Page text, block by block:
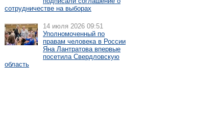
сотрудничестве на выборах
14 июля 2026 09:51
Уполномоченный по
правам человека в России
Яна Лантратова впервые
посетила Свердловскую
область